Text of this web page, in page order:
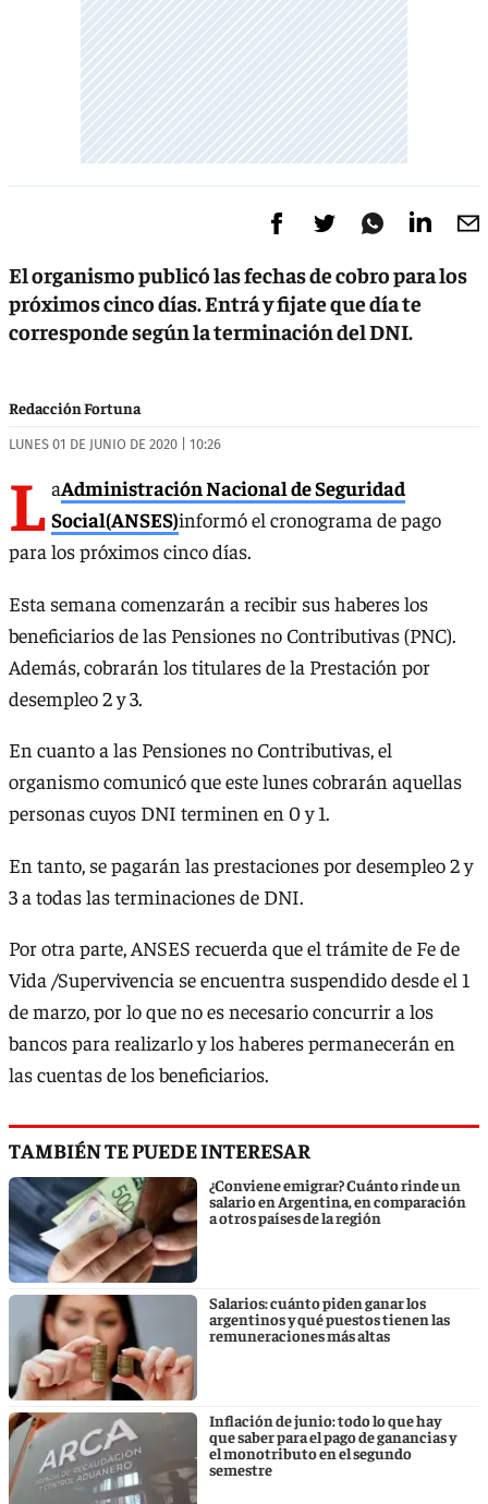
El organismo publicó las fechas de cobro para los
próximos cinco días. Entrá y fijate que día te
corresponde según la terminación del DNI.
Redacción Fortuna
LUNES 01 DE JUNIO DE 2020 | 10:26
L aAdministración Nacional de Seguridad
Social(ANSES)informó el cronograma de pago
para los próximos cinco días.
Esta semana comenzarán a recibir sus haberes los
beneficiarios de las Pensiones no Contributivas (PNC).
Además, cobrarán los titulares de la Prestación por
desempleo 2 y 3.
En cuanto a las Pensiones no Contributivas, el
organismo comunicó que este lunes cobrarán aquellas
personas cuyos DNI terminen en 0 y 1.
En tanto, se pagarán las prestaciones por desempleo 2 y
3 a todas las terminaciones de DNI.
Por otra parte, ANSES recuerda que el trámite de Fe de
Vida /Supervivencia se encuentra suspendido desde el 1
de marzo, por lo que no es necesario concurrir a los
bancos para realizarlo y los haberes permanecerán en
las cuentas de los beneficiarios. ​
TAMBIÉN TE PUEDE INTERESAR
¿Conviene emigrar? Cuánto rinde un
salario en Argentina, en comparación
a otros países de la región
Salarios: cuánto piden ganar los
argentinos y qué puestos tienen las
remuneraciones más altas
Inflación de junio: todo lo que hay
que saber para el pago de ganancias y
el monotributo en el segundo
semestre